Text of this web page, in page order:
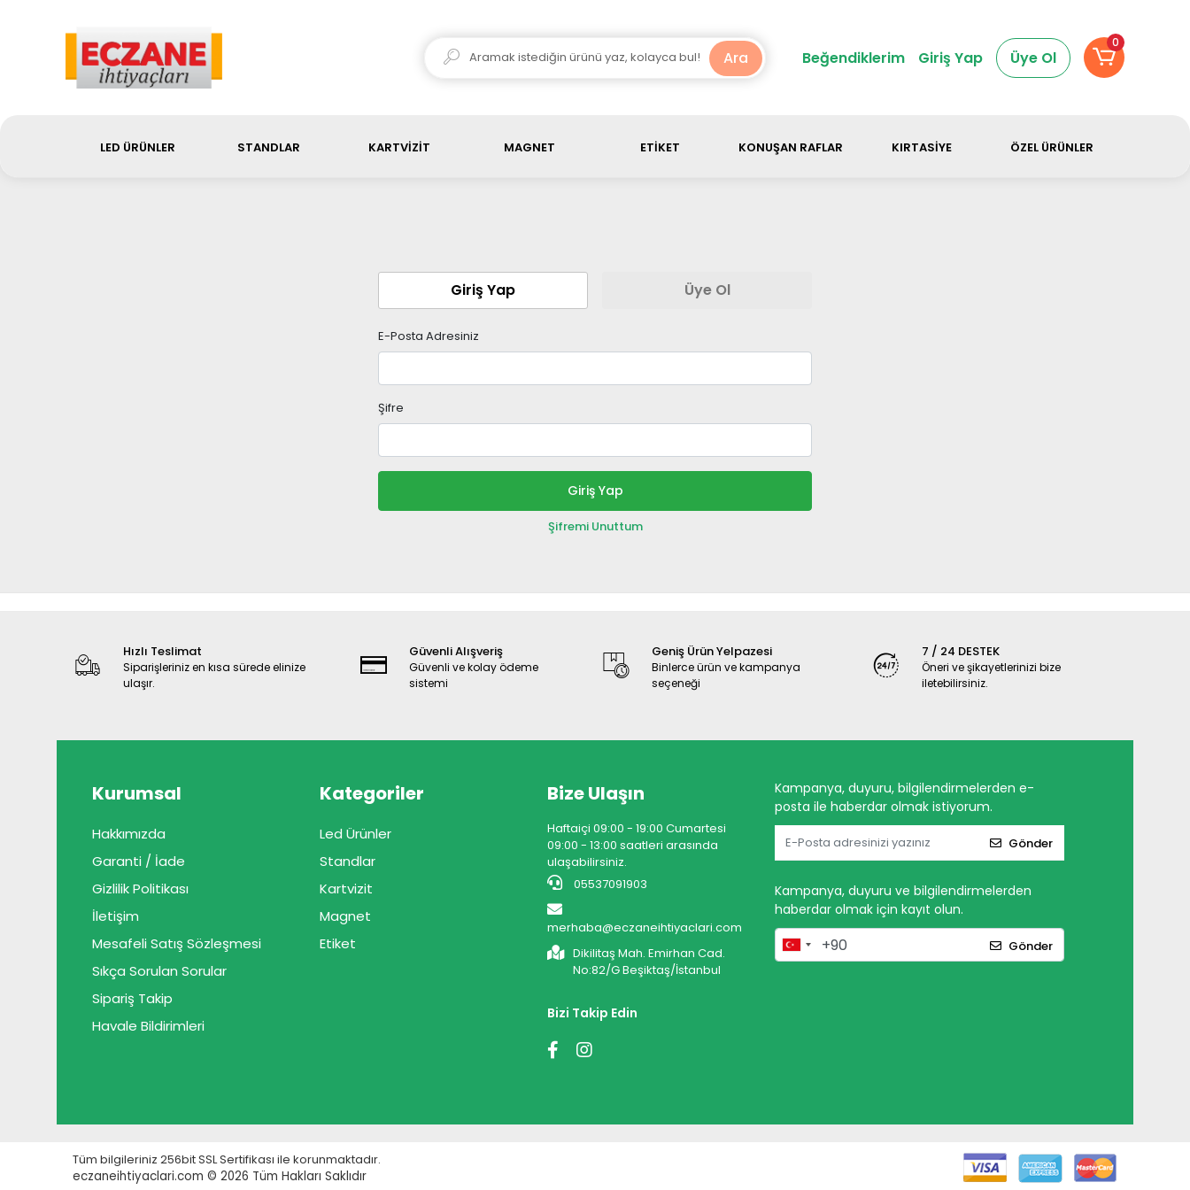
Ara
Beğendiklerim Giriş Yap Üye Ol
0
LED ÜRÜNLER STANDLAR KARTVİZİT MAGNET ETİKET KONUŞAN RAFLAR KIRTASİYE ÖZEL ÜRÜNLER
Giriş Yap Üye Ol
E-Posta Adresiniz
Şifre
Giriş Yap
Şifremi Unuttum
Hızlı Teslimat
Siparişleriniz en kısa sürede elinize
ulaşır.
Güvenli Alışveriş
Güvenli ve kolay ödeme
sistemi
Geniş Ürün Yelpazesi
Binlerce ürün ve kampanya
seçeneği
7 / 24 DESTEK
Öneri ve şikayetlerinizi bize
iletebilirsiniz.
Kurumsal
Hakkımızda
Garanti / İade
Gizlilik Politikası
İletişim
Mesafeli Satış Sözleşmesi
Sıkça Sorulan Sorular
Sipariş Takip
Havale Bildirimleri
Kategoriler
Led Ürünler
Standlar
Kartvizit
Magnet
Etiket
Bize Ulaşın
Haftaiçi 09:00 - 19:00 Cumartesi
09:00 - 13:00 saatleri arasında
ulaşabilirsiniz.
05537091903
merhaba@eczaneihtiyaclari.com
Dikilitaş Mah. Emirhan Cad.
No:82/G Beşiktaş/İstanbul
Bizi Takip Edin
Kampanya, duyuru, bilgilendirmelerden e-
posta ile haberdar olmak istiyorum.
Gönder
Kampanya, duyuru ve bilgilendirmelerden
haberdar olmak için kayıt olun.
Gönder
Tüm bilgileriniz 256bit SSL Sertifikası ile korunmaktadır.
eczaneihtiyaclari.com © 2026 Tüm Hakları Saklıdır